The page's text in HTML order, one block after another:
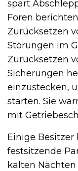
spart
Foren
Zurücksetzen
Störungen im
Zurücksetzen
Sicherungen
einzustecken,
starten. Sie
mit
Einige Besitzer
festsitzende
kalten